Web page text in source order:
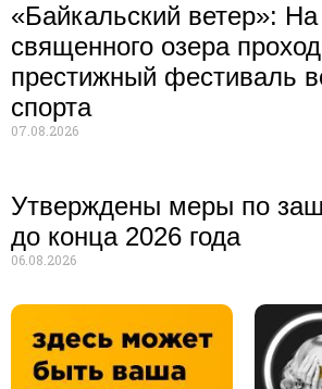
«Байкальский ветер»:
священного озера
престижный фестиваль
спорта
07.08.2026
Утверждены меры по
до конца 2026 года
06.08.2026